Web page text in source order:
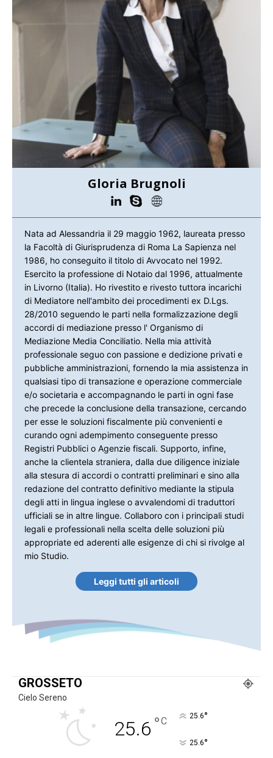
Gloria Brugnoli
Nata ad Alessandria il 29 maggio 1962, laureata presso
la Facoltà di Giurisprudenza di Roma La Sapienza nel
1986, ho conseguito il titolo di Avvocato nel 1992.
Esercito la professione di Notaio dal 1996, attualmente
in Livorno (Italia). Ho rivestito e rivesto tuttora incarichi
di Mediatore nell'ambito dei procedimenti ex D.Lgs.
28/2010 seguendo le parti nella formalizzazione degli
accordi di mediazione presso l' Organismo di
Mediazione Media Conciliatio. Nella mia attività
professionale seguo con passione e dedizione privati e
pubbliche amministrazioni, fornendo la mia assistenza in
qualsiasi tipo di transazione e operazione commerciale
e/o societaria e accompagnando le parti in ogni fase
che precede la conclusione della transazione, cercando
per esse le soluzioni fiscalmente più convenienti e
curando ogni adempimento conseguente presso
Registri Pubblici o Agenzie fiscali. Supporto, infine,
anche la clientela straniera, dalla due diligence iniziale
alla stesura di accordi o contratti preliminari e sino alla
redazione del contratto definitivo mediante la stipula
degli atti in lingua inglese o avvalendomi di traduttori
ufficiali se in altre lingue. Collaboro con i principali studi
legali e professionali nella scelta delle soluzioni più
appropriate ed aderenti alle esigenze di chi si rivolge al
mio Studio.
Leggi tutti gli articoli
GROSSETO
Cielo Sereno
25.6 °C 25.6°
25.6°